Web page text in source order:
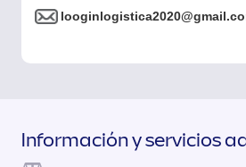
Información y servicios